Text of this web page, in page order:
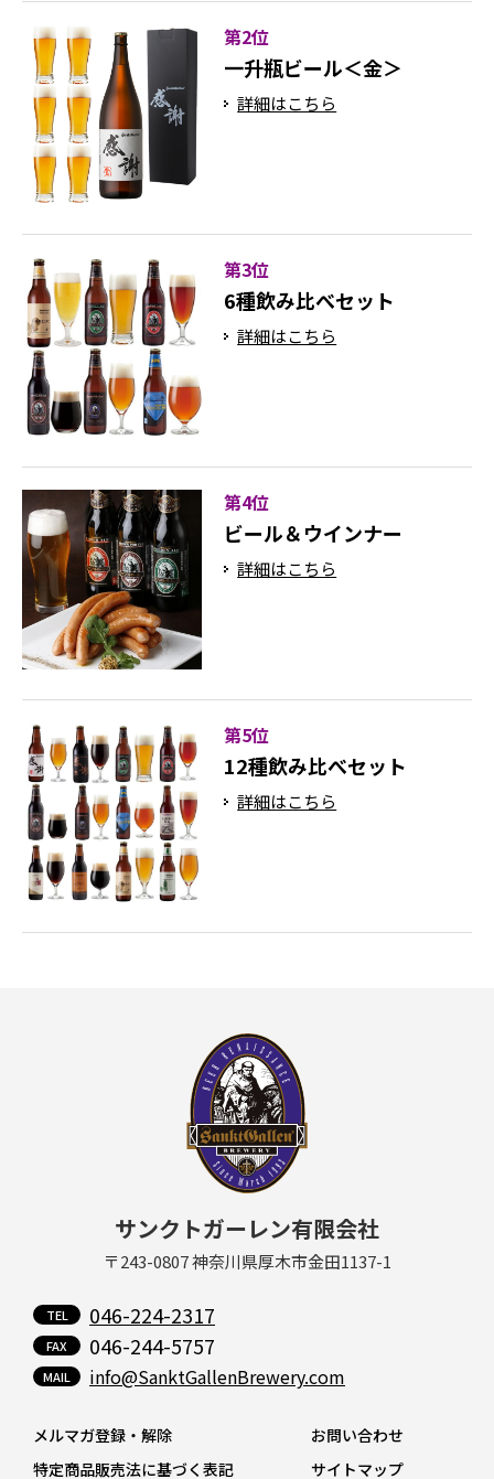
第2位
一升瓶ビール＜金＞
詳細はこちら
第3位
6種飲み比べセット
詳細はこちら
第4位
ビール＆ウインナー
詳細はこちら
第5位
12種飲み比べセット
詳細はこちら
サンクトガーレン有限会社
〒243-0807 神奈川県厚木市金田1137-1
046-224-2317
046-244-5757
info@SanktGallenBrewery.com
メルマガ登録・解除
お問い合わせ
特定商品販売法に基づく表記
サイトマップ